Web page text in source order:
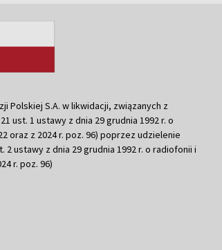
Polskiej S.A. w likwidacji, związanych z
ust. 1 ustawy z dnia 29 grudnia 1992 r. o
oraz z 2024 r. poz. 96) poprzez udzielenie
ustawy z dnia 29 grudnia 1992 r. o radiofonii i
r. poz. 96)